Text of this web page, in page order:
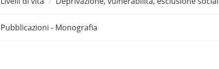
Pubblicazioni - Monografia